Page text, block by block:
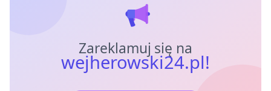
Zareklamuj się na
wejherowski24.pl!